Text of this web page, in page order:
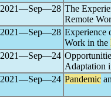
2021―Sep―28 The
Remote
2021―Sep―28 Experience
Work in the
2021―Sep―24
Adaptation
2021―Sep―24 Pandemic